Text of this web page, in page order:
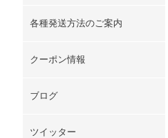
各種発送方法のご案内
クーポン情報
ブログ
ツイッター